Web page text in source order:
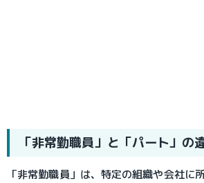
「非常勤職員」と「パート」の
「非常勤職員」は、特定の組織や会社に